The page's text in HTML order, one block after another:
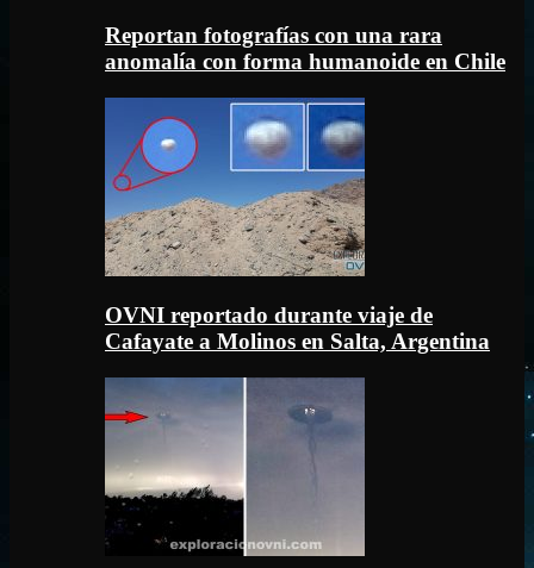
Reportan fotografías con una rara
anomalía con forma humanoide en Chile
OVNI reportado durante viaje de
Cafayate a Molinos en Salta, Argentina